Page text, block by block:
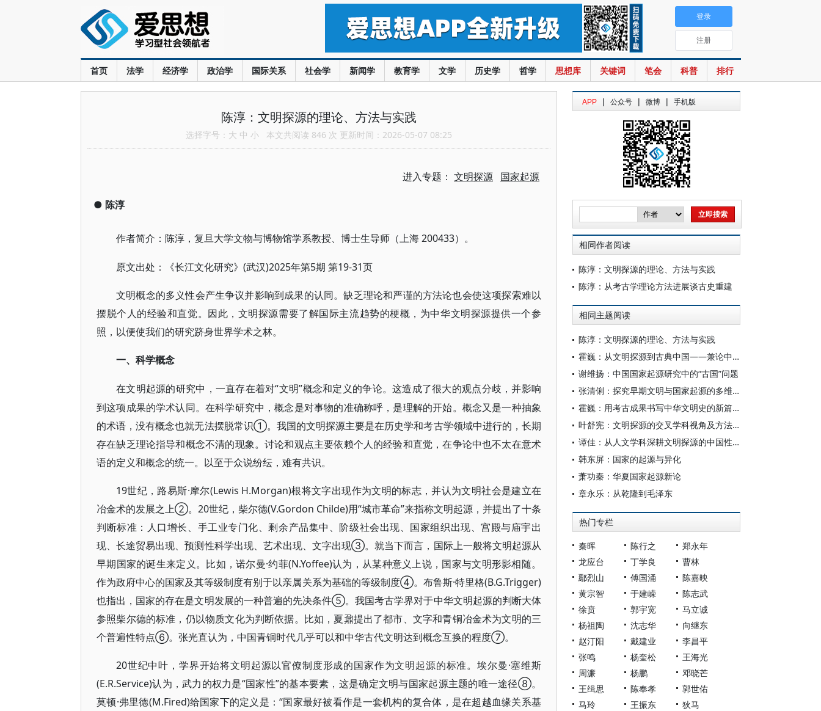
首页 法学 经济学 政治学 国际关系 社会学 新闻学 教育学 文学 历史学 哲学 思想库 关键词 笔会 科普 排行
登录
注册
陈淳：文明探源的理论、方法与实践
选择字号： 大 中 小 本文共阅读 846 次 更新时间：2026-05-07 08:25
进入专题： 文明探源 国家起源
● 陈淳
作者简介：陈淳，复旦大学文物与博物馆学系教授、博士生导师（上海 200433）。
原文出处：《长江文化研究》 (武汉)2025年第5期 第19-31页
文明概念的多义性会产生争议并影响到成果的认同。缺乏理论和严谨的方法论也会使这项探索难以
摆脱个人的经验和直觉。因此，文明探源需要了解国际主流趋势的梗概，为中华文明探源提供一个参
照，以便使我们的研究跻身世界学术之林。
一、科学概念
在文明起源的研究中，一直存在着对“文明”概念和定义的争论。这造成了很大的观点分歧，并影响
到这项成果的学术认同。在科学研究中，概念是对事物的准确称呼，是理解的开始。概念又是一种抽象
的术语，没有概念也就无法摆脱常识①。我国的文明探源主要是在历史学和考古学领域中进行的，长期
存在缺乏理论指导和概念不清的现象。讨论和观点主要依赖个人的经验和直觉，在争论中也不太在意术
语的定义和概念的统一。以至于众说纷纭，难有共识。
19世纪，路易斯·摩尔(Lewis H.Morgan)根将文字出现作为文明的标志，并认为文明社会是建立在
冶金术的发展之上②。20世纪，柴尔德(V.Gordon Childe)用“城市革命”来指称文明起源，并提出了十条
判断标准：人口增长、手工业专门化、剩余产品集中、阶级社会出现、国家组织出现、宫殿与庙宇出
现、长途贸易出现、预测性科学出现、艺术出现、文字出现③。就当下而言，国际上一般将文明起源从
早期国家的诞生来定义。比如，诺尔曼·约菲(N.Yoffee)认为，从某种意义上说，国家与文明形影相随。
作为政府中心的国家及其等级制度有别于以亲属关系为基础的等级制度④。布鲁斯·特里格(B.G.Trigger)
也指出，国家的存在是文明发展的一种普遍的先决条件⑤。我国考古学界对于中华文明起源的判断大体
参照柴尔德的标准，仍以物质文化为判断依据。比如，夏鼐提出了都市、文字和青铜冶金术为文明的三
个普遍性特点⑥。张光直认为，中国青铜时代几乎可以和中华古代文明达到概念互换的程度⑦。
20世纪中叶，学界开始将文明起源以官僚制度形成的国家作为文明起源的标准。埃尔曼·塞维斯
(E.R.Service)认为，武力的权力是“国家性”的基本要素，这是确定文明与国家起源主题的唯一途径⑧。
莫顿·弗里德(M.Fired)给国家下的定义是：“国家最好被看作是一套机构的复合体，是在超越血缘关系基
APP | 公众号 | 微博 | 手机版
相同作者阅读
陈淳：文明探源的理论、方法与实践
陈淳：从考古学理论方法进展谈古史重建
相同主题阅读
陈淳：文明探源的理论、方法与实践
霍巍：从文明探源到古典中国——兼论中国古典时代考古学的构建
谢维扬：中国国家起源研究中的“古国”问题
张清俐：探究早期文明与国家起源的多维面貌
霍巍：用考古成果书写中华文明史的新篇章
叶舒宪：文明探源的交叉学科视角及方法论创新
谭佳：从人文学科深耕文明探源的中国性问题
韩东屏：国家的起源与异化
萧功秦：华夏国家起源新论
章永乐：从乾隆到毛泽东
热门专栏
秦晖 陈行之
郑永年
龙应台
丁学良
曹林
鄢烈山
傅国涌
陈嘉映
黄宗智
于建嵘
陈志武
徐贲
郭宇宽
马立诚
杨祖陶
沈志华
向继东
赵汀阳
戴建业
李昌平
张鸣
杨奎松
王海光
周濂
杨鹏
邓晓芒
王缉思
陈奉孝
郭世佑
马玲
王振东
狄马